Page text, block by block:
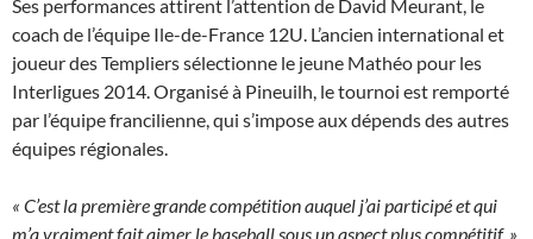
Ses performances attirent l’attention de David Meurant, le
coach de l’équipe Ile-de-France 12U. L’ancien international et
joueur des Templiers sélectionne le jeune Mathéo pour les
Interligues 2014. Organisé à Pineuilh, le tournoi est remporté
par l’équipe francilienne, qui s’impose aux dépends des autres
équipes régionales.
« C’est la première grande compétition auquel j’ai participé et qui
m’a vraiment fait aimer le baseball sous un aspect plus compétitif. »